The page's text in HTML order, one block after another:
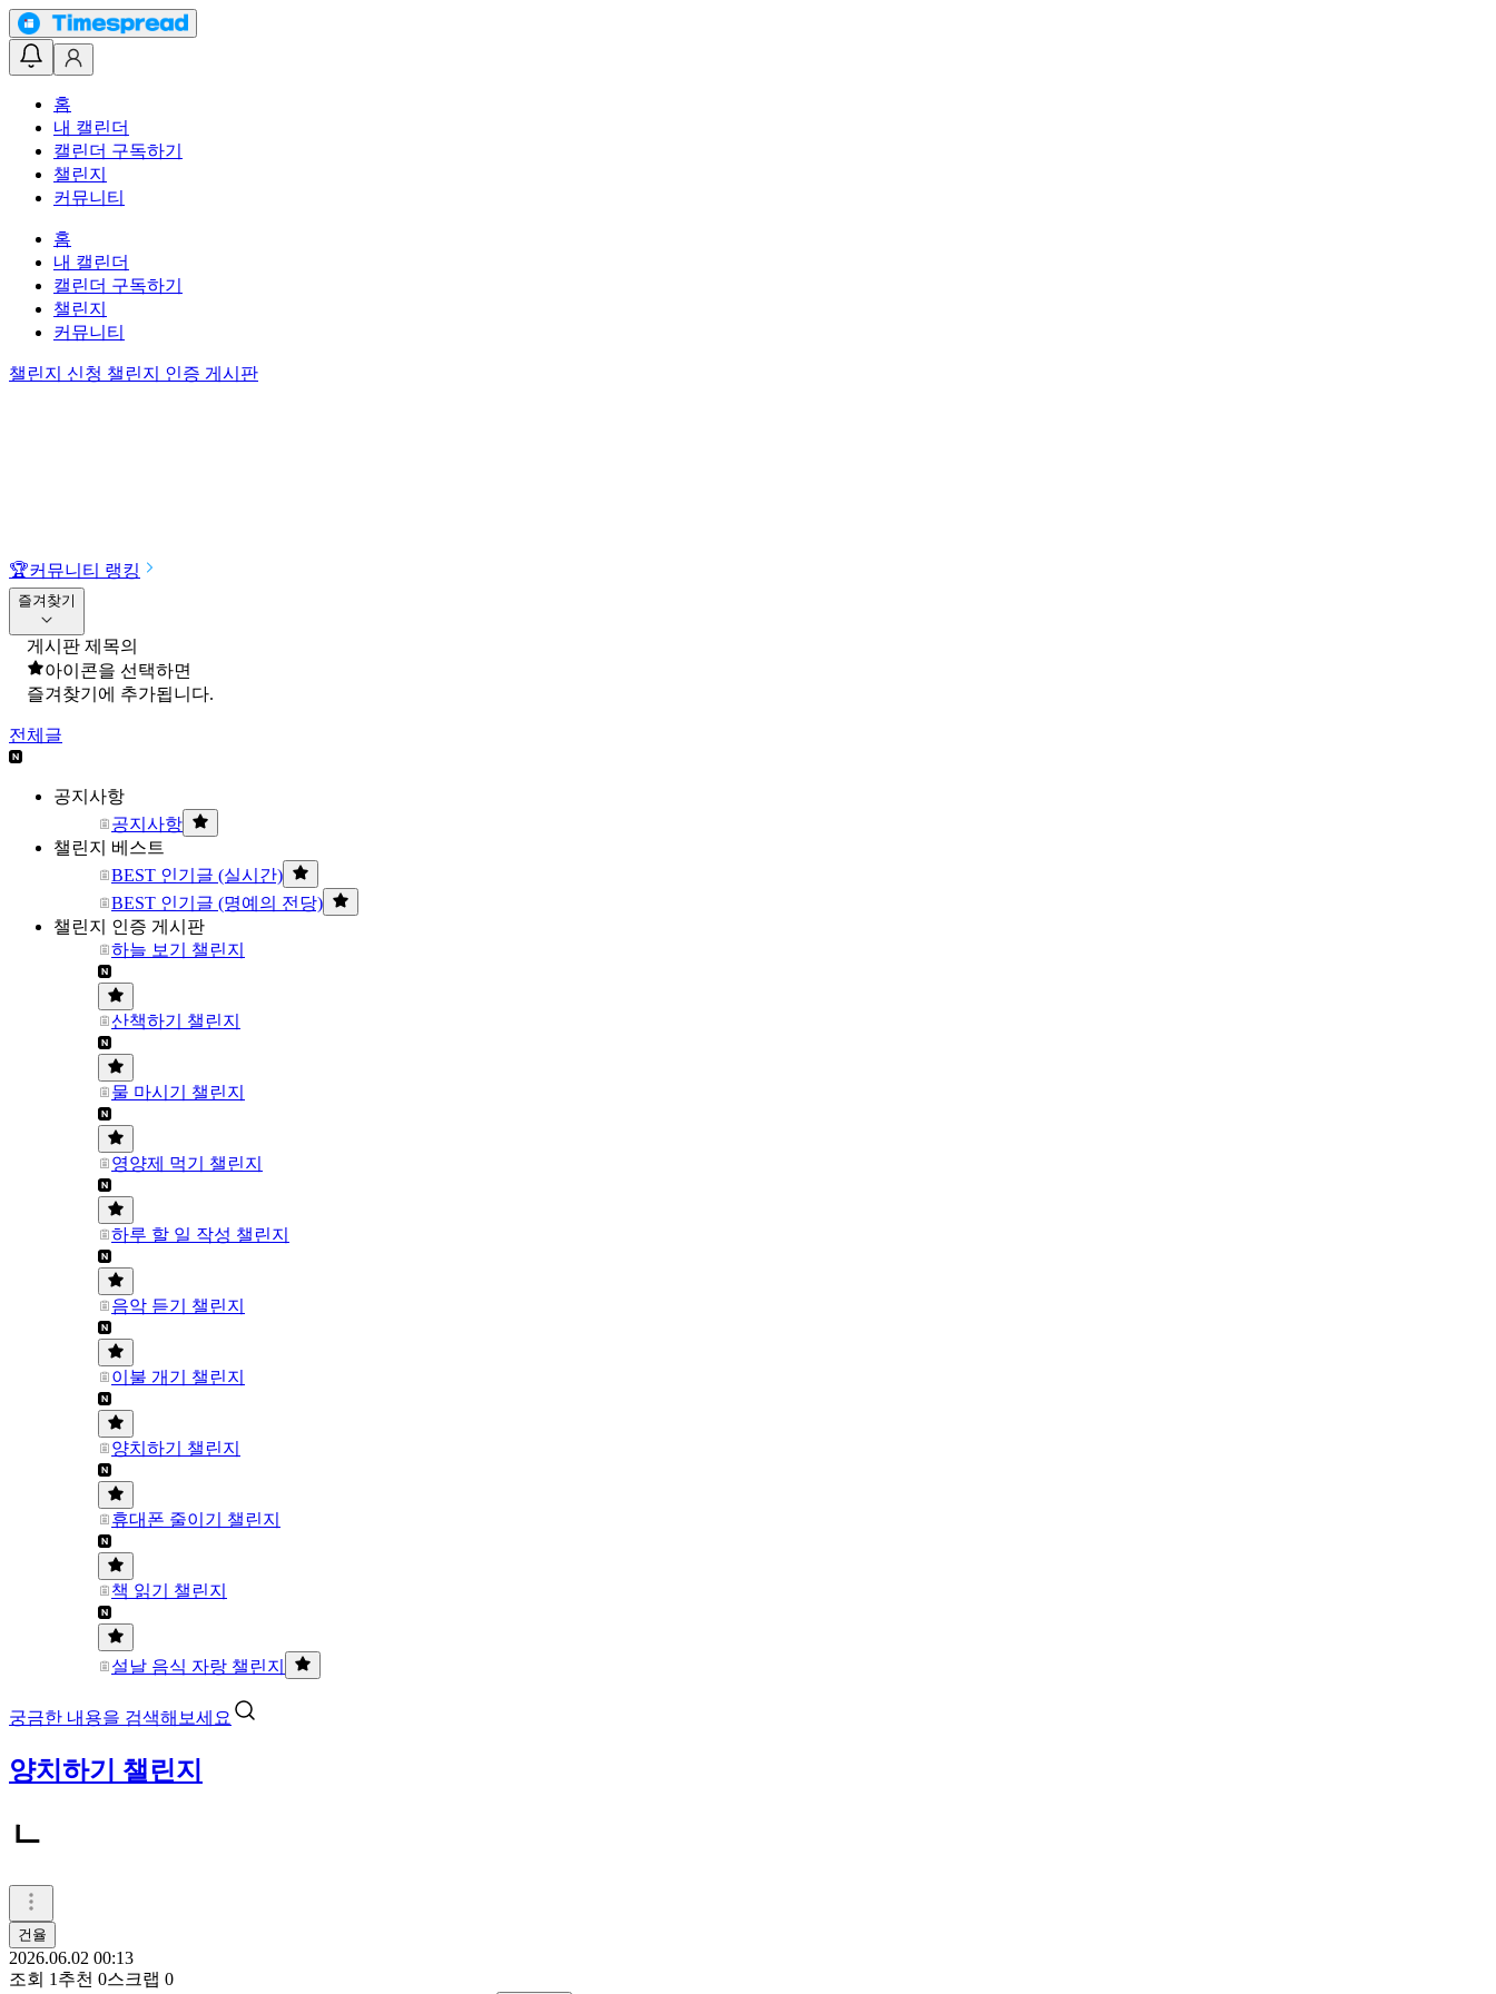
홈
내 캘린더
캘린더 구독하기
챌린지
커뮤니티
홈
내 캘린더
캘린더 구독하기
챌린지
커뮤니티
챌린지 신청 챌린지 인증 게시판
🏆커뮤니티 랭킹
즐겨찾기
게시판 제목의
아이콘을 선택하면
즐겨찾기에 추가됩니다.
전체글
공지사항
공지사항
챌린지 베스트
BEST 인기글 (실시간)
BEST 인기글 (명예의 전당)
챌린지 인증 게시판
하늘 보기 챌린지
산책하기 챌린지
물 마시기 챌린지
영양제 먹기 챌린지
하루 할 일 작성 챌린지
음악 듣기 챌린지
이불 개기 챌린지
양치하기 챌린지
휴대폰 줄이기 챌린지
책 읽기 챌린지
설날 음식 자랑 챌린지
궁금한 내용을 검색해보세요
양치하기 챌린지
ㄴ
건율
2026.06.02 00:13
조회 1 추천 0스크랩 0